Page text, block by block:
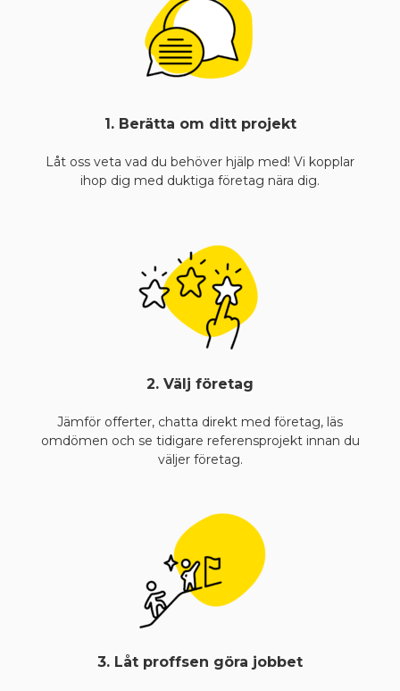
1. Berätta om ditt projekt
Låt oss veta vad du behöver hjälp med! Vi kopplar
ihop dig med duktiga företag nära dig.
2. Välj företag
Jämför offerter, chatta direkt med företag, läs
omdömen och se tidigare referensprojekt innan du
väljer företag.
3. Låt proffsen göra jobbet